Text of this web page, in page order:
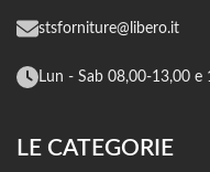
stsforniture@libero.it
Lun - Sab 08,00-13,00 e
LE CATEGORIE